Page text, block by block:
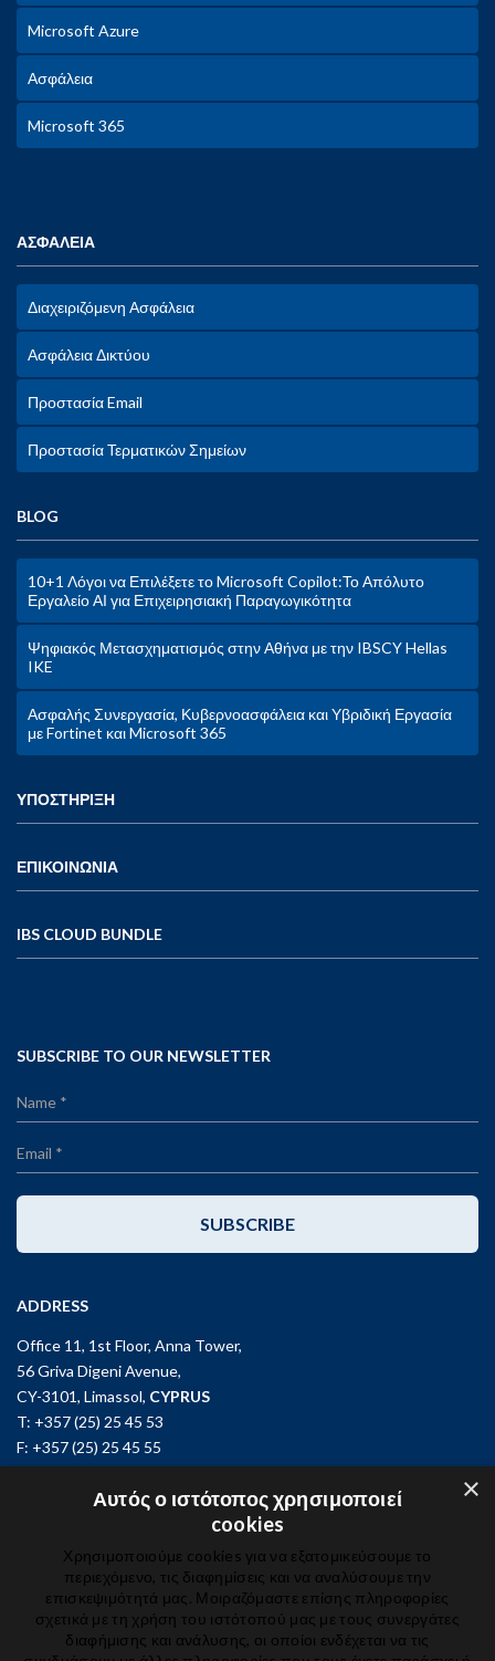
Microsoft Azure
Ασφάλεια
Microsoft 365
ΑΣΦΑΛΕΙΑ
Διαχειριζόμενη Ασφάλεια
Ασφάλεια Δικτύου
Προστασία Email
Προστασία Τερματικών Σημείων
BLOG
10+1 Λόγοι να Επιλέξετε το Microsoft Copilot:Το Απόλυτο
Εργαλείο ΑΙ για Επιχειρησιακή Παραγωγικότητα
Ψηφιακός Μετασχηματισμός στην Αθήνα με την IBSCY Hellas
IKE
Ασφαλής Συνεργασία, Κυβερνοασφάλεια και Υβριδική Εργασία
με Fortinet και Microsoft 365
ΥΠΟΣΤΗΡΙΞΗ
ΕΠΙΚΟΙΝΩΝΙΑ
IBS CLOUD BUNDLE
SUBSCRIBE TO OUR NEWSLETTER
SUBSCRIBE
ADDRESS
Office 11, 1st Floor, Anna Tower,
56 Griva Digeni Avenue,
CY-3101, Limassol, CYPRUS
T: +357 (25) 25 45 53
F: +357 (25) 25 45 55
Office 3, Kifisias and Fokidos 3,
GET IN TOUCH
×
Αυτός ο ιστότοπος χρησιμοποιεί
cookies
Χρησιμοποιούμε cookies για να εξατομικεύσουμε το
περιεχόμενο, τις διαφημίσεις και να αναλύσουμε την
επισκεψιμότητά μας. Μοιραζόμαστε επίσης πληροφορίες
σχετικά με τη χρήση του ιστότοπού μας με τους συνεργάτες
διαφήμισης και ανάλυσης, οι οποίοι ενδέχεται να τις